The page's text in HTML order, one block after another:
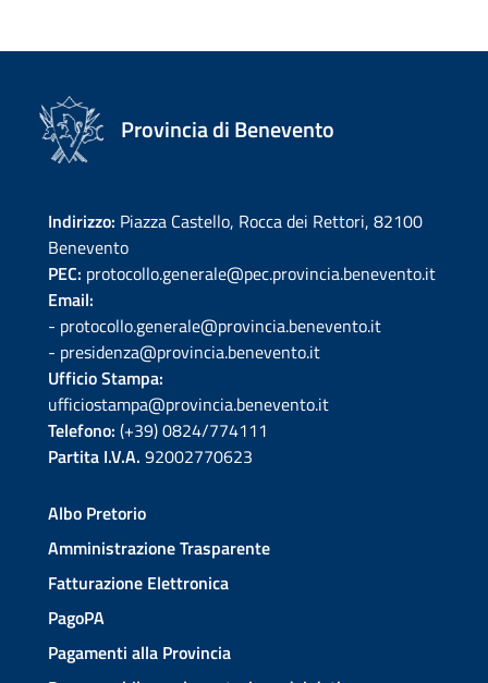
Provincia di Benevento
Indirizzo: Piazza Castello, Rocca dei Rettori, 82100
Benevento
PEC: protocollo.generale@pec.provincia.benevento.it
Email:
- protocollo.generale@provincia.benevento.it
- presidenza@provincia.benevento.it
Ufficio Stampa:
ufficiostampa@provincia.benevento.it
Telefono: (+39) 0824/774111
Partita I.V.A. 92002770623
Albo Pretorio
Amministrazione Trasparente
Fatturazione Elettronica
PagoPA
Pagamenti alla Provincia